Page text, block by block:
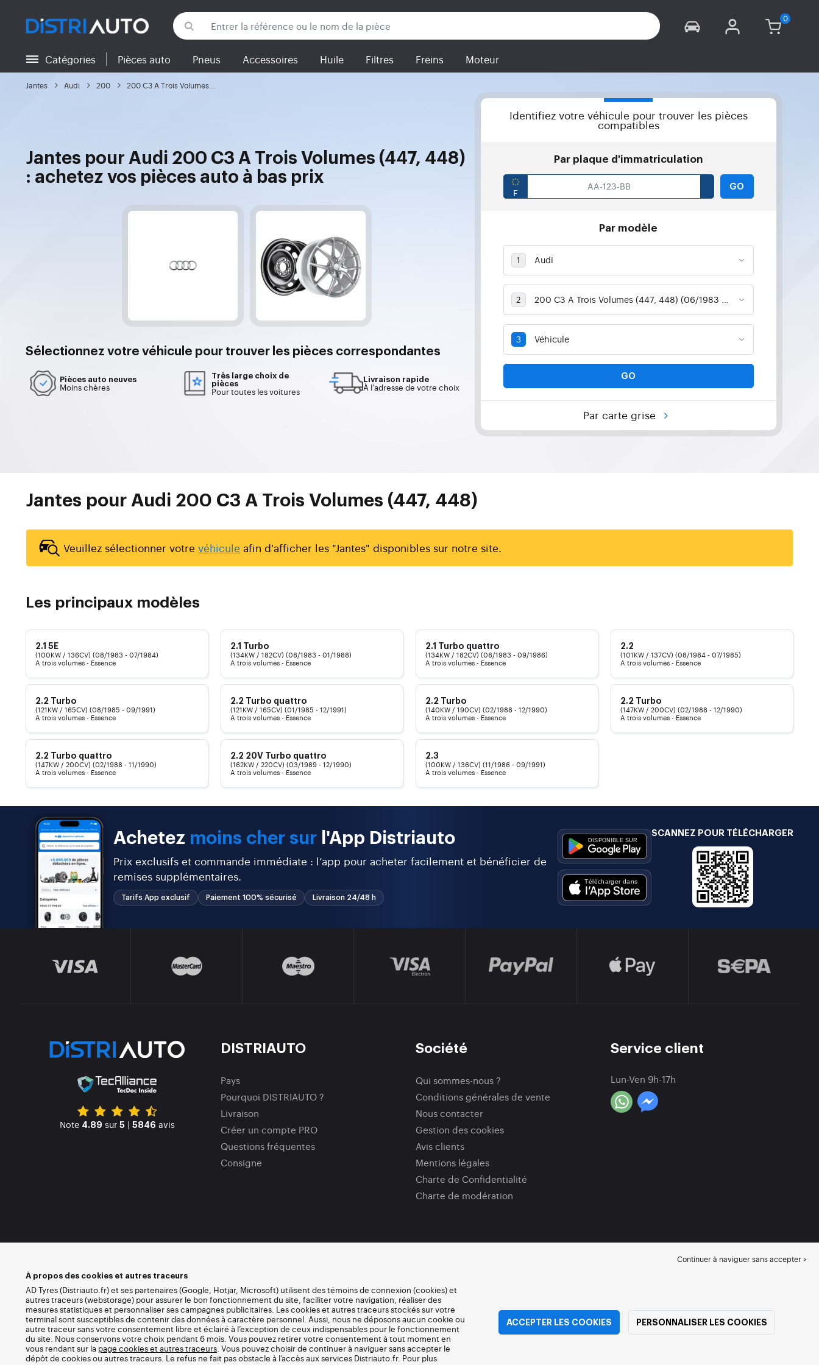
Retour aux catégories
Catégories Pièces auto Pneus Accessoires Huile Filtres Freins Moteur
Jantes Audi 200 200 C3 A Trois Volumes...
Jantes pour Audi 200 C3 A Trois Volumes (447, 448)
: achetez vos pièces auto à bas prix
Sélectionnez votre véhicule pour trouver les pièces correspondantes
Pièces auto neuves
Moins chères
Très large choix de
pièces
Pour toutes les voitures
Livraison rapide
À l'adresse de votre choix
Identifiez votre véhicule pour trouver les pièces
compatibles
Par plaque d'immatriculation
GO
Par modèle
GO
Par carte grise
Jantes pour Audi 200 C3 A Trois Volumes (447, 448)
Veuillez sélectionner votre véhicule afin d'afficher les "Jantes" disponibles sur notre site.
Les principaux modèles
2.1 5E
(100KW / 136CV) (08/1983 - 07/1984)
A trois volumes - Essence
2.1 Turbo
(134KW / 182CV) (08/1983 - 01/1988)
A trois volumes - Essence
2.1 Turbo quattro
(134KW / 182CV) (08/1983 - 09/1986)
A trois volumes - Essence
2.2
(101KW / 137CV) (08/1984 - 07/1985)
A trois volumes - Essence
2.2 Turbo
(121KW / 165CV) (08/1985 - 09/1991)
A trois volumes - Essence
2.2 Turbo quattro
(121KW / 165CV) (01/1985 - 12/1991)
A trois volumes - Essence
2.2 Turbo
(140KW / 190CV) (02/1988 - 12/1990)
A trois volumes - Essence
2.2 Turbo
(147KW / 200CV) (02/1988 - 12/1990)
A trois volumes - Essence
2.2 Turbo quattro
(147KW / 200CV) (02/1988 - 11/1990)
A trois volumes - Essence
2.2 20V Turbo quattro
(162KW / 220CV) (03/1989 - 12/1990)
A trois volumes - Essence
2.3
(100KW / 136CV) (11/1986 - 09/1991)
A trois volumes - Essence
Achetez moins cher sur l'App Distriauto
Prix exclusifs et commande immédiate : l’app pour acheter facilement et bénéficier de
remises supplémentaires.
Tarifs App exclusif Paiement 100% sécurisé Livraison 24/48 h
SCANNEZ POUR TÉLÉCHARGER
Note 4.89 sur 5 | 5846 avis
DISTRIAUTO
Pays
Pourquoi DISTRIAUTO ?
Livraison
Créer un compte PRO
Questions fréquentes
Consigne
Société
Qui sommes-nous ?
Conditions générales de vente
Nous contacter
Gestion des cookies
Avis clients
Mentions légales
Charte de Confidentialité
Charte de modération
Service client
Lun-Ven 9h-17h
Continuer à naviguer sans accepter >
À propos des cookies et autres traceurs
AD Tyres (Distriauto.fr) et ses partenaires (Google, Hotjar, Microsoft) utilisent des témoins de connexion (cookies) et
autres traceurs (webstorage) pour assurer le bon fonctionnement du site, faciliter votre navigation, réaliser des
mesures statistiques et personnaliser ses campagnes publicitaires. Les cookies et autres traceurs stockés sur votre
terminal sont susceptibles de contenir des données à caractère personnel. Aussi, nous ne déposons aucun cookie ou
autre traceur sans votre consentement libre et éclairé à l’exception de ceux indispensables pour le fonctionnement
du site. Nous conservons votre choix pendant 6 mois. Vous pouvez retirer votre consentement à tout moment en
vous rendant sur la page cookies et autres traceurs . Vous pouvez choisir de continuer à naviguer sans accepter le
dépôt de cookies ou autres traceurs. Le refus ne fait pas obstacle à l’accès aux services Distriauto.fr. Pour plus
ACCEPTER LES COOKIES PERSONNALISER LES COOKIES